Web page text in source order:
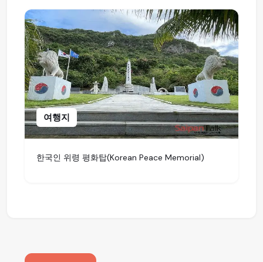
여행지
한국인 위령 평화탑(Korean Peace Memorial)